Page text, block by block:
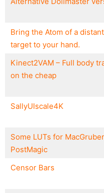
Bring the Atom of a distant
target to your hand.
Kinect2VAM – Full body
on the cheap
SallyUIscale4K
Some LUTs for
PostMagic
Censor Bars